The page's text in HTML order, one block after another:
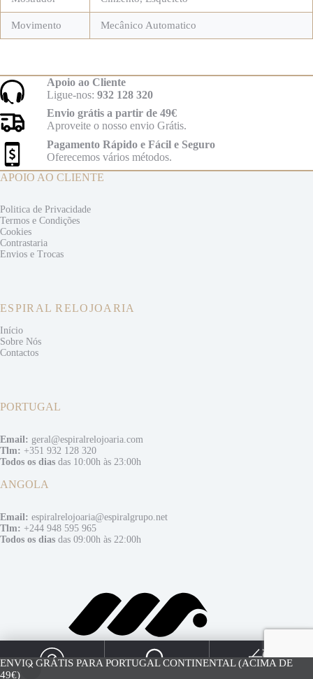
ENVIO GRÁTIS PARA PORTUGAL CONTINENTAL (ACIMA DE
49€)
Movimento Mecânico Automatico
Apoio ao Cliente
Ligue-nos: 932 128 320
Envio grátis a partir de 49€
Aproveite o nosso envio Grátis.
Pagamento Rápido e Fácil e Seguro
Oferecemos vários métodos.
APOIO AO CLIENTE
Politica de Privacidade
Termos e Condições
Cookies
Contrastaria
Envios e Trocas
ESPIRAL RELOJOARIA
Início
Sobre Nós
Contactos
PORTUGAL
Email: geral@espiralrelojoaria.com
Tlm: +351 932 128 320
Todos os dias das 10:00h às 23:00h
ANGOLA
Email: espiralrelojoaria@espiralgrupo.net
Tlm: +244 948 595 965
Todos os dias das 09:00h às 22:00h
0